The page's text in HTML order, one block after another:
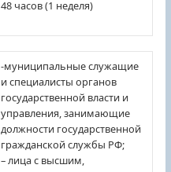
48 часов (1 неделя)
-муниципальные служащие
и специалисты органов
государственной власти и
управления, занимающие
должности государственной
гражданской службы РФ;
– лица с высшим,